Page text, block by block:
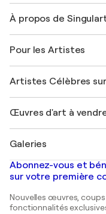
Expédition
Offrir une carte
Rejoignez notre
Mon compte
+33 1 76 44 06 42
À propos de
FAQ
Magazine Singulart
Emplois
Découvrez une
Pour les Artistes
Se connecter en tant
Artistes Célèbres
Marc Chagall
Banksy
Mr. Brainwash
Shepard Fairey
Œuvres d'art à
Tableaux abstraits à
Peintures de paysage
Estampes
Peintures acryliques
Galeries
Galeries d'art en
Galeries d'art en
Abonnez-vous et
sur votre première
Nouvelles œuvres,
fonctionnalités